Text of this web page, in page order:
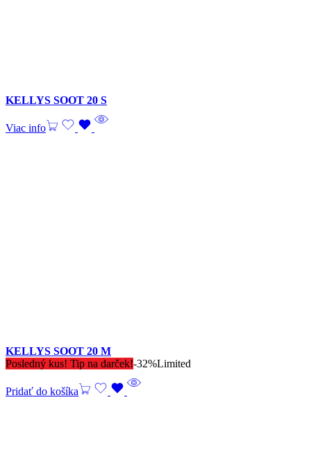
KELLYS SOOT 20 S
Viac info
KELLYS SOOT 20 M
Posledný kus! Tip na darček!-32%Limited
Pridať do košíka